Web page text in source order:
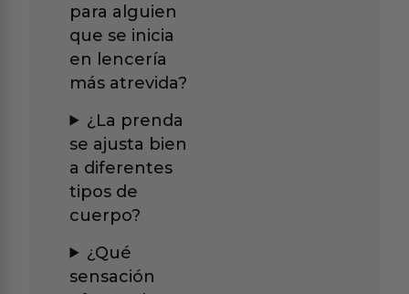
para alguien
que se inicia
en lencería
más atrevida?
¿La prenda
se ajusta bien
a diferentes
tipos de
cuerpo?
¿Qué
sensación